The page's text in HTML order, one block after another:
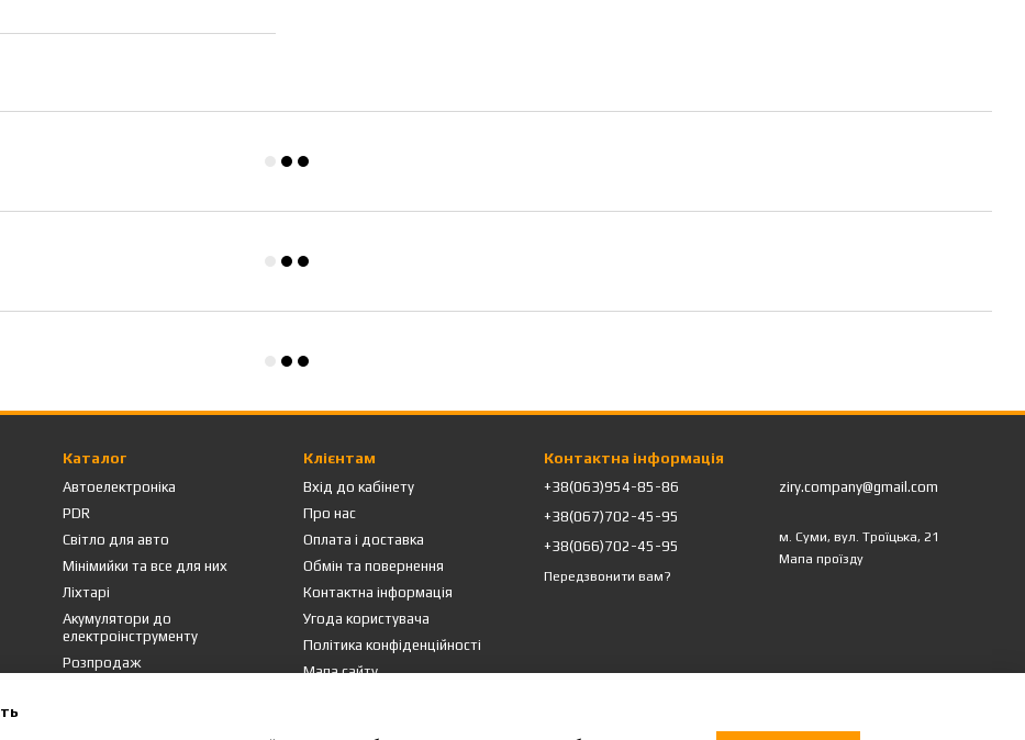
Каталог
Автоелектроніка
PDR
Світло для авто
Мінімийки та все для них
Ліхтарі
Акумулятори до
електроінструменту
Розпродаж
Клієнтам
Вхід до кабінету
Про нас
Оплата і доставка
Обмін та повернення
Контактна інформація
Угода користувача
Політика конфіденційності
Мапа сайту
Контактна інформація
+38(063)954-85-86
+38(067)702-45-95
+38(066)702-45-95
Передзвонити вам?
ziry.company@gmail.com
м. Суми, вул. Троїцька, 21
Мапа проїзду